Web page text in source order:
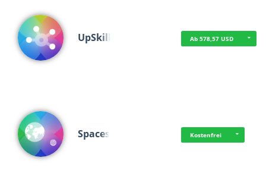
UpSkill Ab 578,57 USD
Spaces Kostenfrei